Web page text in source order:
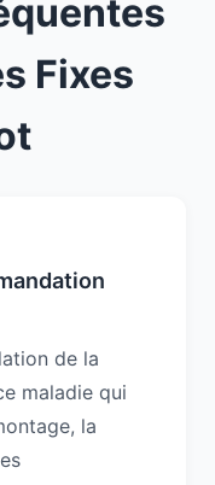
Fixes
de la
maladie qui
la